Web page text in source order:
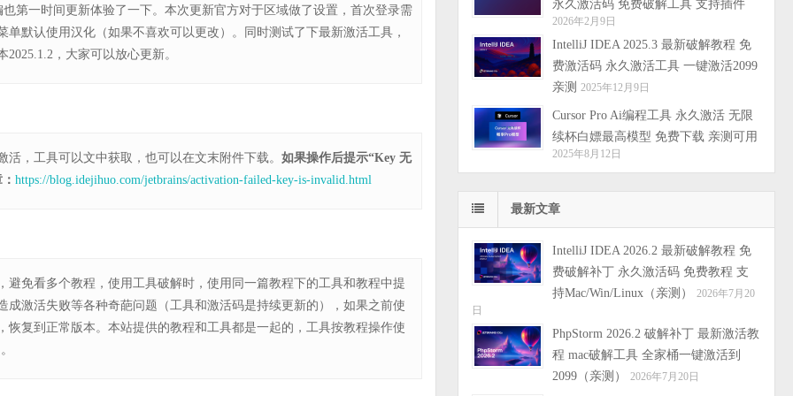
第一时间更新体验了一下。本次更新官方对于区域做了设置，首次登录需
单默认使用汉化（如果不喜欢可以更改）。同时测试了下最新激活工具，
，大家可以放心更新。
，工具可以文中获取，也可以在文末附件下载。 如果操作后提示“Key 无
https://blog.idejihuo.com/jetbrains/activation-failed-key-is-invalid.html
避免看多个教程，使用工具破解时，使用同一篇教程下的工具和教程中提
成激活失败等各种奇葩问题（工具和激活码是持续更新的），如果之前使
恢复到正常版本。本站提供的教程和工具都是一起的，工具按教程操作使
永久激活码 免费破解工具 支持插件
2026年2月9日
IntelliJ IDEA 2025.3 最新破解教程 免
费激活码 永久激活工具 一键激活2099
亲测 2025年12月9日
Cursor Pro Ai编程工具 永久激活 无限
续杯白嫖最高模型 免费下载 亲测可用
2025年8月12日
最新文章
IntelliJ IDEA 2026.2 最新破解教程 免
费破解补丁 永久激活码 免费教程 支
持Mac/Win/Linux（亲测）
2026年7月20
日
PhpStorm 2026.2 破解补丁 最新激活教
程 mac破解工具 全家桶一键激活到
2099（亲测）
2026年7月20日